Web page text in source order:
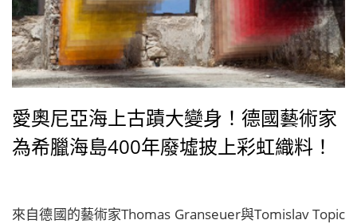
愛奧尼亞海上古蹟大變身！德國藝術家
為希臘海島400年廢墟披上彩虹織料！
來自德國的藝術家Thomas Granseuer與Tomislav Topic